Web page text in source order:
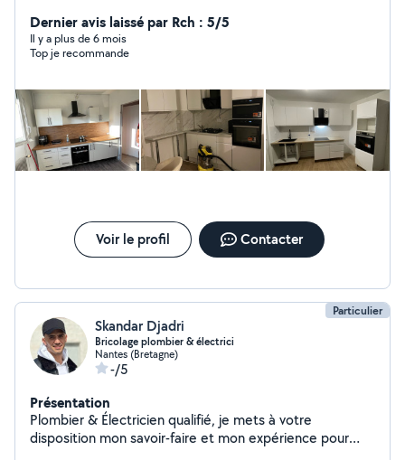
Dernier avis laissé par Rch : 5/5
Il y a plus de 6 mois
Top je recommande
Voir le profil Contacter
Particulier
Skandar Djadri
Bricolage plombier & électrici
Nantes (Bretagne)
-/5
Présentation
Plombier & Électricien qualifié, je mets à votre
disposition mon savoir-faire et mon expérience pour